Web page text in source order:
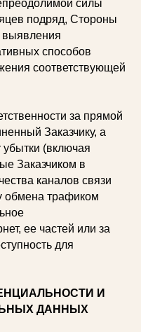
силы
подряд, Стороны
выявления
способов
соответствующей
за прямой
Заказчику, а
убытки (включая
Заказчиком в
каналов связи
обмена трафиком
ее частей или за
для
И
ДАННЫХ